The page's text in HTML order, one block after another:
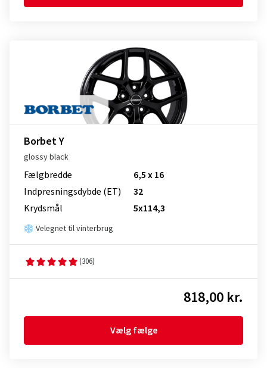
Borbet Y
glossy black
Fælgbredde
6,5 x 16
Indpresnings­dybde (ET)
32
Krydsmål
5x114,3
Velegnet til vinterbrug
(306)
818,00 kr.
Vælg fælge